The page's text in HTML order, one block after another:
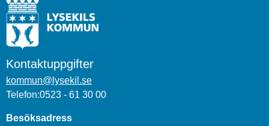
Kontaktuppgifter
kommun@lysekil.se
Telefon:0523 - 61 30 00
Besöksadress